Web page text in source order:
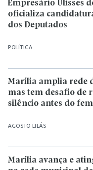
POLÍTICA
Empresário Ulisses
oficializa
dos Deputados
AGOSTO LILÁS
Marília amplia rede
mas tem desafio de
silêncio antes do
Marília avança e